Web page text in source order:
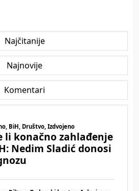
Najčitanije
Najnovije
Komentari